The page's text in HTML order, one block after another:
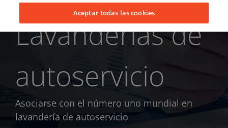
Lavanderías de
autoservicio
Asociarse con el número uno mundial en
lavandería de autoservicio
Aceptar todas las cookies